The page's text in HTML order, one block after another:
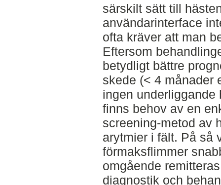
särskilt sätt till
användarinterface
ofta kräver att man
Eftersom
betydligt bättre
skede (< 4 månader
ingen underliggande
finns behov av en
screening-metod av
arytmier i fält. På så
förmaksflimmer
omgående
diagnostik och